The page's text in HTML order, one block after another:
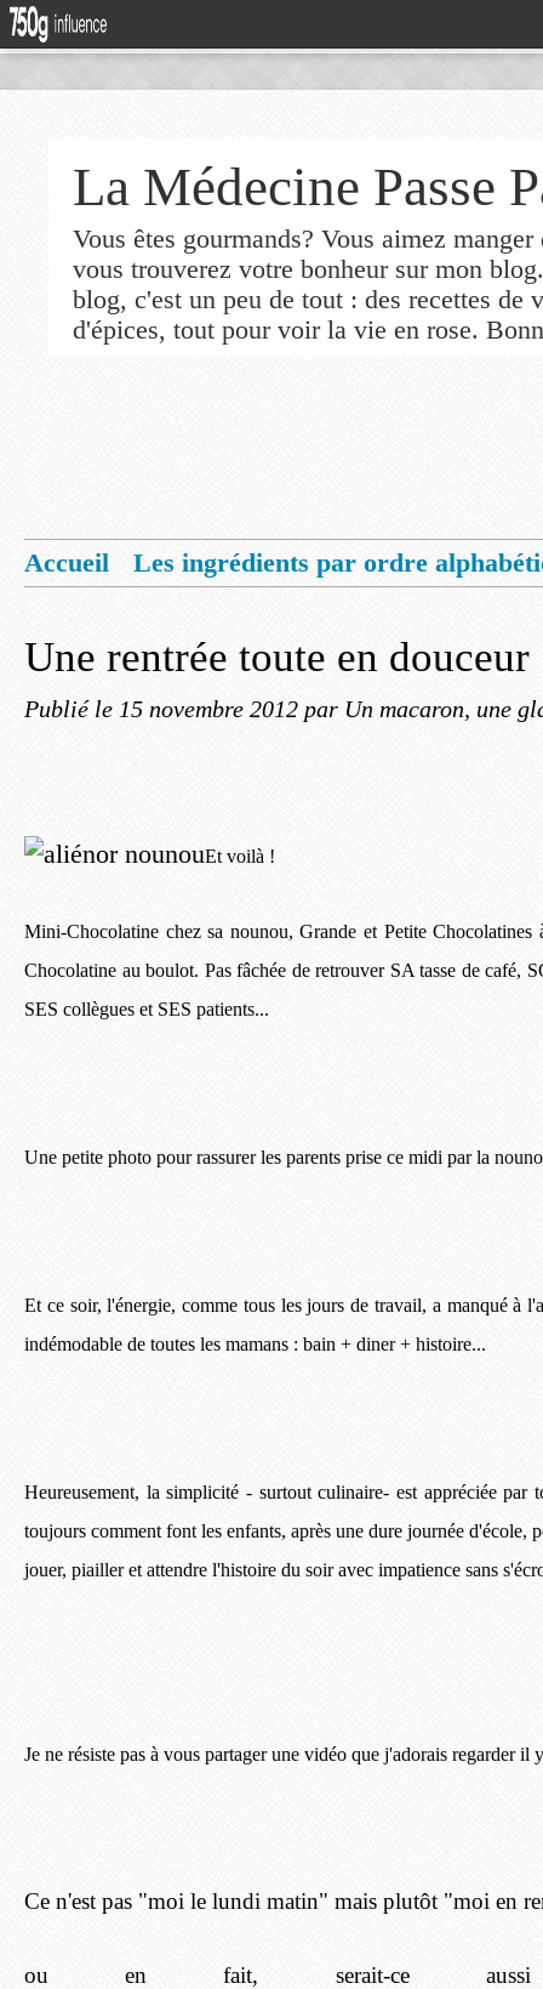
La Médecine Passe
Vous êtes gourmands? Vous aimez
vous trouverez votre bonheur sur mon
blog, c'est un peu de tout : des recettes de
d'épices, tout pour voir la vie en rose.
Accueil
Les ingrédients par ordre
Une rentrée toute en douceur
Publié le 15 novembre 2012 par Un macaron, une
Et voilà !
Mini-Chocolatine chez sa nounou, Grande et Petite
Chocolatine au boulot. Pas fâchée de retrouver SA tasse de café,
SES collègues et SES patients...
Une petite photo pour rassurer les parents prise ce midi par la
Et ce soir, l'énergie, comme tous les jours de travail, a manqué à
indémodable de toutes les mamans : bain + diner + histoire...
Heureusement, la simplicité - surtout culinaire- est appréciée par
toujours comment font les enfants, après une dure journée d'école,
jouer, piailler et attendre l'histoire du soir avec impatience sans
Je ne résiste pas à vous partager une vidéo que j'adorais regarder il
Ce n'est pas "moi le lundi matin" mais plutôt "moi en
ou en fait, serait-ce